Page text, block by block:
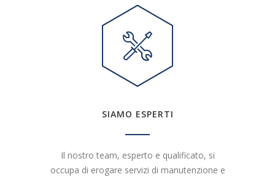
SIAMO ESPERTI
Il nostro team, esperto e qualificato, si
occupa di erogare servizi di manutenzione e